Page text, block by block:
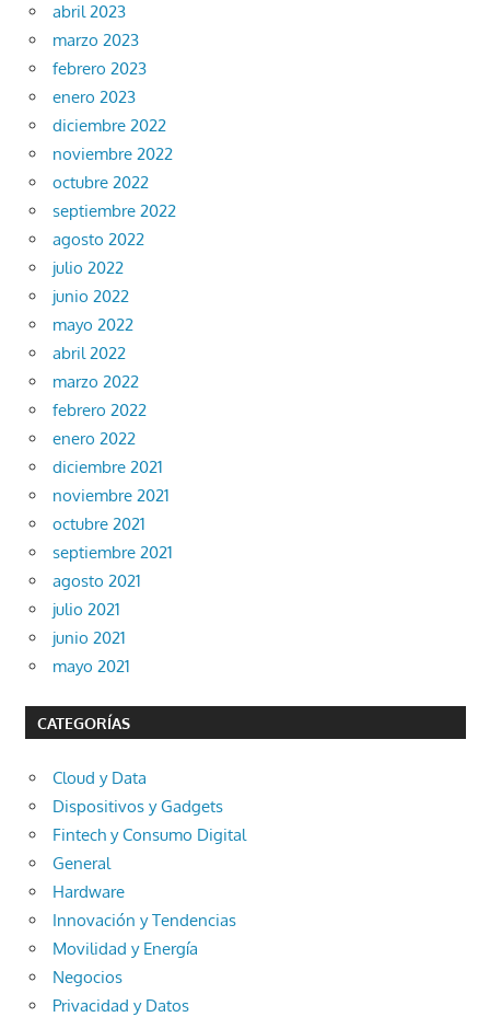
abril 2023
marzo 2023
febrero 2023
enero 2023
diciembre 2022
noviembre 2022
octubre 2022
septiembre 2022
agosto 2022
julio 2022
junio 2022
mayo 2022
abril 2022
marzo 2022
febrero 2022
enero 2022
diciembre 2021
noviembre 2021
octubre 2021
septiembre 2021
agosto 2021
julio 2021
junio 2021
mayo 2021
CATEGORÍAS
Cloud y Data
Dispositivos y Gadgets
Fintech y Consumo Digital
General
Hardware
Innovación y Tendencias
Movilidad y Energía
Negocios
Privacidad y Datos